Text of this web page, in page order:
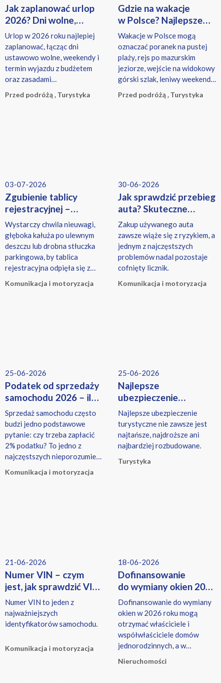
Jak zaplanować urlop
2026? Dni wolne,
kierunki warte uwagi
i bezpieczeństwo
Urlop w 2026 roku najlepiej
zaplanować, łącząc dni
ustawowo wolne, weekendy i
termin wyjazdu z budżetem
oraz zasadami
Przed podróżą , Turystyka
Gdzie na wakacje
w Polsce? Najlepsze
miejsca na urlop
Wakacje w Polsce mogą
oznaczać poranek na pustej
plaży, rejs po mazurskim
jeziorze, wejście na widokowy
górski szlak, leniwy weekend
miasta, w którym historia
Przed podróżą , Turystyka
03-07-2026
Zgubienie tablicy
rejestracyjnej –
co zrobić?
Wystarczy chwila nieuwagi,
głęboka kałuża po ulewnym
deszczu lub drobna stłuczka
parkingowa, by tablica
rejestracyjna odpięła się z
Komunikacja i motoryzacja
30-06-2026
Jak sprawdzić przebieg
auta? Skuteczne
sposoby na wykrycie
cofniętego licznika
Zakup używanego auta
zawsze wiąże się z ryzykiem, a
jednym z najczęstszych
problemów nadal pozostaje
cofnięty licznik.
Komunikacja i motoryzacja
25-06-2026
Podatek od sprzedaży
samochodu 2026 – ile
wynosi i kiedy trzeba
go zapłacić?
Sprzedaż samochodu często
budzi jedno podstawowe
pytanie: czy trzeba zapłacić
2% podatku? To jedno z
najczęstszych nieporozumień.
transakcji auta mogą pojawić
Komunikacja i motoryzacja
25-06-2026
Najlepsze
ubezpieczenie
turystyczne – jakie
wybrać?
Najlepsze ubezpieczenie
turystyczne nie zawsze jest
najtańsze, najdroższe ani
najbardziej rozbudowane.
Turystyka
21-06-2026
Numer VIN – czym
jest, jak sprawdzić VIN
i historię pojazdu?
Numer VIN to jeden z
najważniejszych
identyfikatorów samochodu.
Komunikacja i motoryzacja
18-06-2026
Dofinansowanie
do wymiany okien 2026
– kto może
skorzystać?
Dofinansowanie do wymiany
okien w 2026 roku mogą
otrzymać właściciele i
współwłaściciele domów
jednorodzinnych, a w
przypadku mieszkań także
Nieruchomości